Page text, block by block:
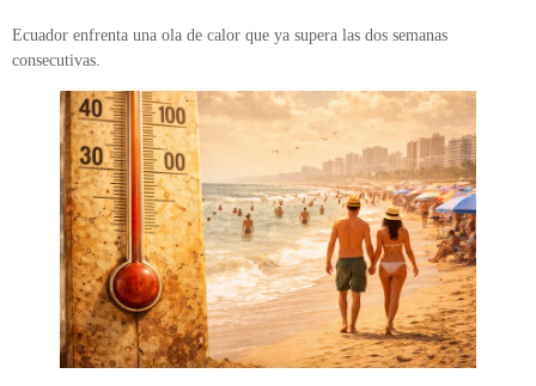
Ecuador enfrenta una ola de calor que ya supera las dos semanas
consecutivas.